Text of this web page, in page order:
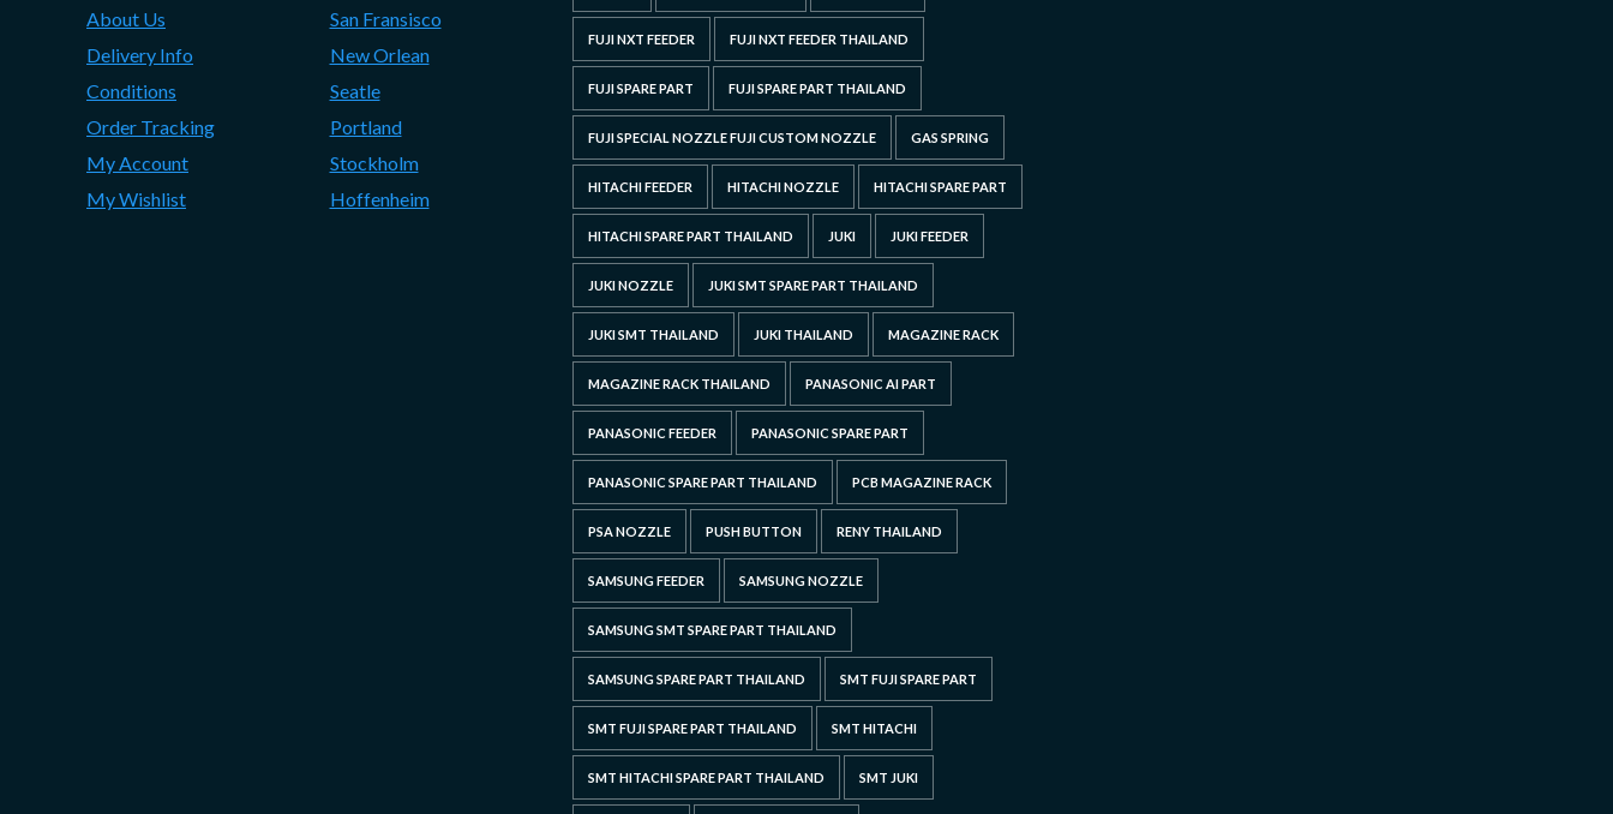
About Us
Delivery Info
Conditions
Order Tracking
My Account
My Wishlist
San Fransisco
New Orlean
Seatle
Portland
Stockholm
Hoffenheim
FUJI NXT FEEDER FUJI NXT FEEDER THAILAND
FUJI SPARE PART FUJI SPARE PART THAILAND
FUJI SPECIAL NOZZLE FUJI CUSTOM NOZZLE GAS SPRING
HITACHI FEEDER HITACHI NOZZLE HITACHI SPARE PART
HITACHI SPARE PART THAILAND JUKI JUKI FEEDER
JUKI NOZZLE JUKI SMT SPARE PART THAILAND
JUKI SMT THAILAND JUKI THAILAND MAGAZINE RACK
MAGAZINE RACK THAILAND PANASONIC AI PART
PANASONIC FEEDER PANASONIC SPARE PART
PANASONIC SPARE PART THAILAND PCB MAGAZINE RACK
PSA NOZZLE PUSH BUTTON RENY THAILAND
SAMSUNG FEEDER SAMSUNG NOZZLE
SAMSUNG SMT SPARE PART THAILAND
SAMSUNG SPARE PART THAILAND SMT FUJI SPARE PART
SMT FUJI SPARE PART THAILAND SMT HITACHI
SMT HITACHI SPARE PART THAILAND SMT JUKI